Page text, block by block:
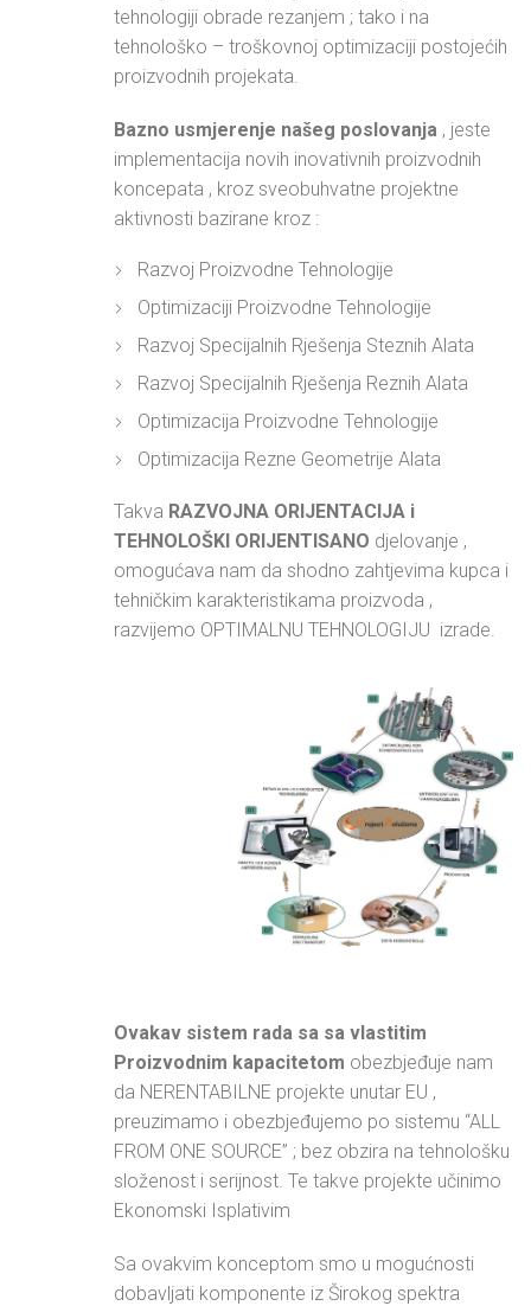
tehnologiji obrade rezanjem ; tako i na
tehnološko – troškovnoj optimizaciji postojećih
proizvodnih projekata.
Bazno usmjerenje našeg poslovanja , jeste
implementacija novih inovativnih proizvodnih
koncepata , kroz sveobuhvatne projektne
aktivnosti bazirane kroz :
Razvoj Proizvodne Tehnologije
Optimizaciji Proizvodne Tehnologije
Razvoj Specijalnih Rješenja Steznih Alata
Razvoj Specijalnih Rješenja Reznih Alata
Optimizacija Proizvodne Tehnologije
Optimizacija Rezne Geometrije Alata
Takva RAZVOJNA ORIJENTACIJA i
TEHNOLOŠKI ORIJENTISANO djelovanje ,
omogućava nam da shodno zahtjevima kupca i
tehničkim karakteristikama proizvoda ,
razvijemo OPTIMALNU TEHNOLOGIJU izrade.
Ovakav sistem rada sa sa vlastitim
Proizvodnim kapacitetom obezbjeđuje nam
da NERENTABILNE projekte unutar EU ,
preuzimamo i obezbjeđujemo po sistemu “ALL
FROM ONE SOURCE” ; bez obzira na tehnološku
složenost i serijnost. Te takve projekte učinimo
Ekonomski Isplativim
Sa ovakvim konceptom smo u mogućnosti
dobavljati komponente iz Širokog spektra